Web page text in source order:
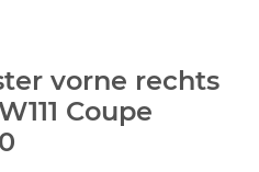
vorne rechts
Coupe